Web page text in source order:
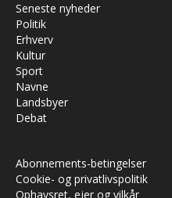
Seneste nyheder
Politik
Erhverv
Kultur
Sport
Navne
Landsbyer
Debat
Abonnements-betingelser
Cookie- og privatlivspolitik
Ophavsret, ejer og vilkår